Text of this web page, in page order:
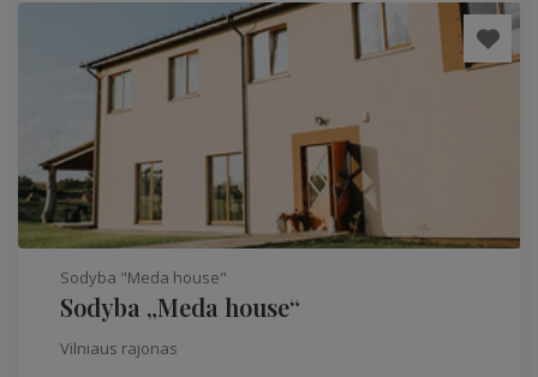
Sodyba "Meda house"
Sodyba „Meda house“
Vilniaus rajonas